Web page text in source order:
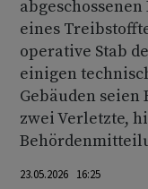
eines
operative Stab
einigen
Gebäuden seien
zwei Verletzte,
23.05.2026 16:25